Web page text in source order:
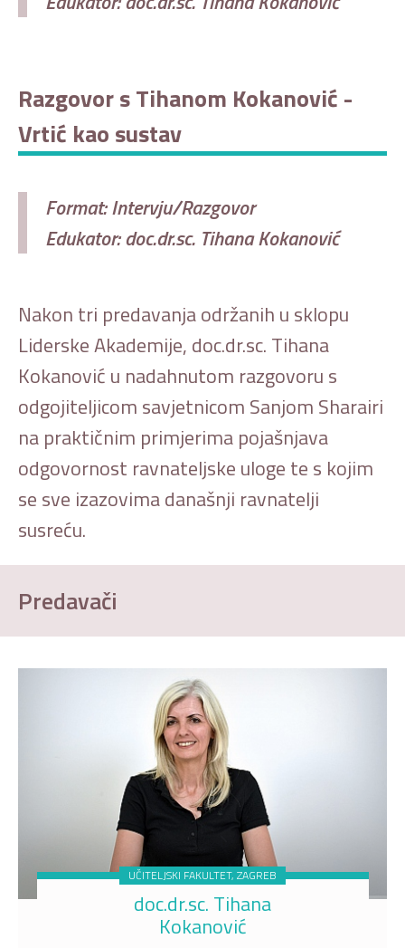
Razgovor s Tihanom Kokanović -
Vrtić kao sustav
Format: Intervju/Razgovor
Edukator: doc.dr.sc. Tihana Kokanović
Nakon tri predavanja održanih u sklopu
Liderske Akademije, doc.dr.sc. Tihana
Kokanović u nadahnutom razgovoru s
odgojiteljicom savjetnicom Sanjom Sharairi
na praktičnim primjerima pojašnjava
odgovornost ravnateljske uloge te s kojim
se sve izazovima današnji ravnatelji
susreću.
Predavači
UČITELJSKI FAKULTET, ZAGREB
doc.dr.sc. Tihana
Kokanović